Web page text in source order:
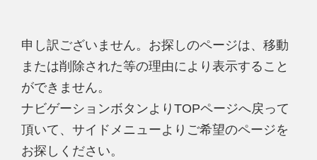
申し訳ございません。お探しのページは、移動
または削除された等の理由により表示すること
ができません。
ナビゲーションボタンよりTOPページへ戻って
頂いて、サイドメニューよりご希望のページを
お探しください。